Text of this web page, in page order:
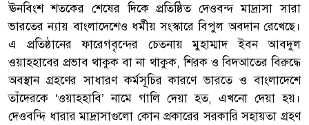
ঊনবিংশ শতকের শেষের দিকে প্রতিষ্ঠিত দেওবন্দ মাদ্রাসা সারা
ভারতের ন্যায় বাংলাদেশেও ধর্মীয় সংস্কারে বিপুল অবদান রেখেছে।
এ প্রতিষ্ঠানের ফারেগবৃন্দের চেতনায় মুহাম্মাদ ইবন আবদুল
ওয়াহহাবের প্রভাব থাকুক বা না থাকুক, শিরক ও বিদআতের বিরুদ্ধে
অবস্থান গ্রহণের সাধারণ কর্মসূচির কারণে ভারতে ও বাংলাদেশে
তাঁদেরকে ‘ওয়াহহাবি’ নামে গালি দেয়া হত, এখনো দেয়া হয়।
দেওবন্দি ধারার মাদ্রাসাগুলো কোন প্রকারের সরকারি সহায়তা গ্রহণ